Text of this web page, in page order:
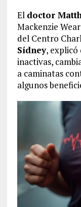
El doctor
Mackenzie
del Centro
Sídney, explicó
inactivas,
a caminatas
algunos